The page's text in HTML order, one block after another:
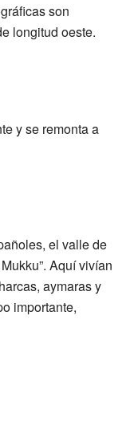
son
longitud oeste.
y se remonta a
el valle de
Aquí vivían
aymaras y
importante,